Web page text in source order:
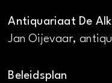
Antiquariaat De
Jan Oijevaar,
Beleidsplan